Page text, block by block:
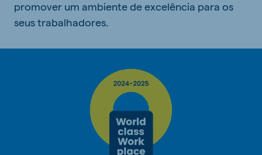
promover um ambiente de excelência para os
seus trabalhadores.